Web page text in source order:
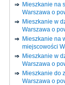
Mieszkanie na
Warszawa o
Mieszkanie w
Warszawa o
Mieszkanie na
miejscowości
Mieszkanie w
Warszawa o
Mieszkanie do
Warszawa o